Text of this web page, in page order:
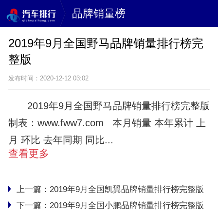
品牌销量榜
2019年9月全国野马品牌销量排行榜完
整版
发布时间：2020-12-12 03:02
2019年9月全国野马品牌销量排行榜完整版
制表：www.fww7.com 本月销量 本年累计 上
月 环比 去年同期 同比...
查看更多
上一篇： 2019年9月全国凯翼品牌销量排行榜完整版
下一篇： 2019年9月全国小鹏品牌销量排行榜完整版